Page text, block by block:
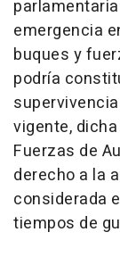
emergencia
buques y
podría
vigente,
Fuerzas de
derecho a la
considerada
tiempos de